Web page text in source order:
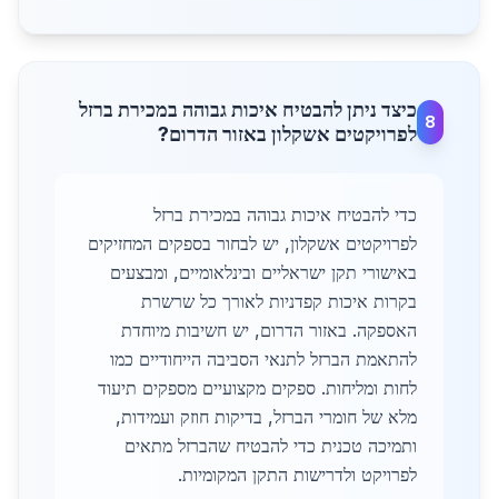
8
כיצד ניתן להבטיח איכות גבוהה במכירת ברזל
לפרויקטים אשקלון באזור הדרום?
כדי להבטיח איכות גבוהה במכירת ברזל
לפרויקטים אשקלון, יש לבחור בספקים המחזיקים
באישורי תקן ישראליים ובינלאומיים, ומבצעים
בקרות איכות קפדניות לאורך כל שרשרת
האספקה. באזור הדרום, יש חשיבות מיוחדת
להתאמת הברזל לתנאי הסביבה הייחודיים כמו
לחות ומליחות. ספקים מקצועיים מספקים תיעוד
מלא של חומרי הברזל, בדיקות חוזק ועמידות,
ותמיכה טכנית כדי להבטיח שהברזל מתאים
לפרויקט ולדרישות התקן המקומיות.